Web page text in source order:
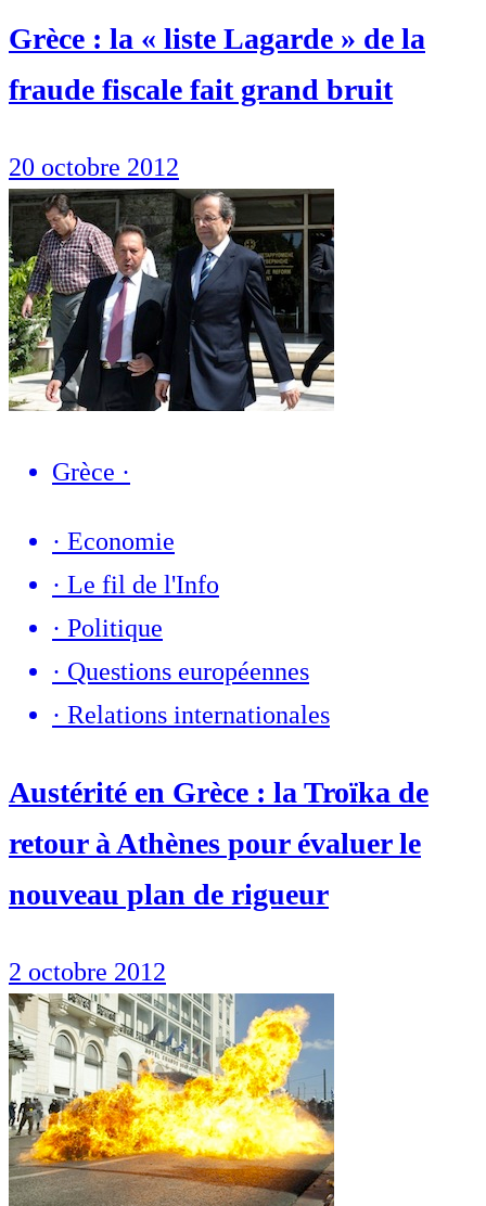
Grèce : la « liste Lagarde » de la
fraude fiscale fait grand bruit
20 octobre 2012
Grèce ·
· Economie
· Le fil de l'Info
· Politique
· Questions européennes
· Relations internationales
Austérité en Grèce : la Troïka de
retour à Athènes pour évaluer le
nouveau plan de rigueur
2 octobre 2012